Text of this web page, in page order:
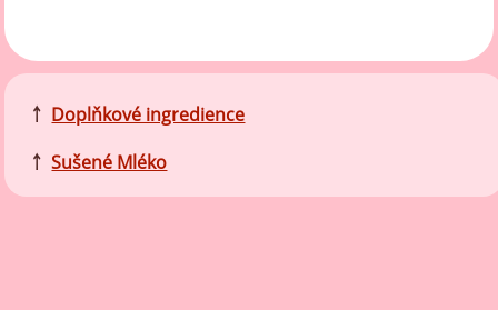
￪ Doplňkové ingredience
￪ Sušené Mléko